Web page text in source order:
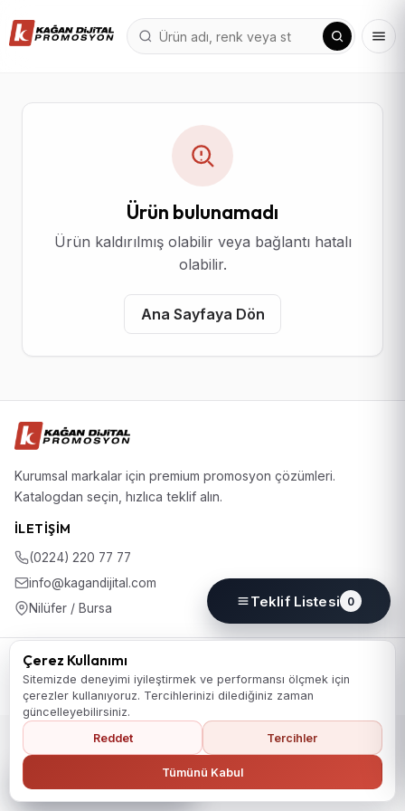
Ürün bulunamadı
Ürün kaldırılmış olabilir veya bağlantı hatalı
olabilir.
Ana Sayfaya Dön
Kurumsal markalar için premium promosyon çözümleri.
Katalogdan seçin, hızlıca teklif alın.
İLETIŞIM
(0224) 220 77 77
info@kagandijital.com
Nilüfer / Bursa
© 2026 KD Promosyon. Tüm hakları saklıdır.
KoleksiyonHakkımızdaİletişimKVKK Aydınlatma Metni
Gizlilik PolitikasıÇerez PolitikasıÇerez Tercihleri
Ana Sayfaya Dön
Teklif Listesi 0
Çerez Kullanımı
Sitemizde deneyimi iyileştirmek ve performansı ölçmek için
çerezler kullanıyoruz. Tercihlerinizi dilediğiniz zaman
güncelleyebilirsiniz.
Reddet
Tercihler
Tümünü Kabul